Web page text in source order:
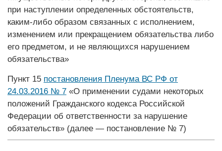
при наступлении определенных обстоятельств,
каким‑либо образом связанных с исполнением,
изменением или прекращением обязательства либо
его предметом, и не являющихся нарушением
обязательства»
Пункт 15 постановления Пленума ВС РФ от
24.03.2016 № 7 «О применении судами некоторых
положений Гражданского кодекса Российской
Федерации об ответственности за нарушение
обязательств» (далее — постановление № 7)